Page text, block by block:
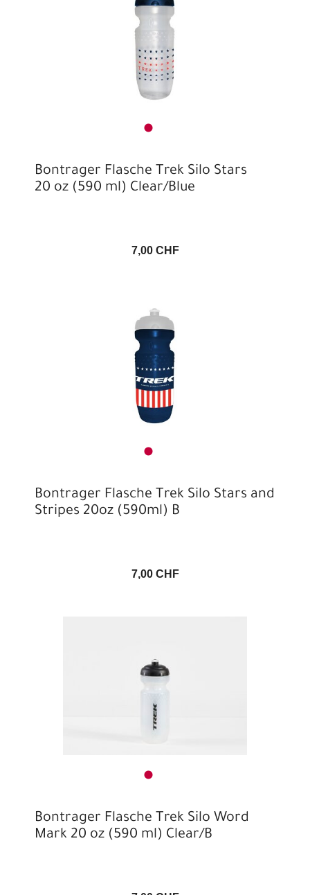
Bontrager Flasche Trek Silo Stars
20 oz (590 ml) Clear/Blue
7,00 CHF
Bontrager Flasche Trek Silo Stars and
Stripes 20oz (590ml) B
7,00 CHF
Bontrager Flasche Trek Silo Word
Mark 20 oz (590 ml) Clear/B